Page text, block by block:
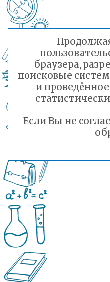
браузера,
поисковые
и
Если Вы не